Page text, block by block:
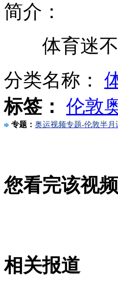
神奇壮医:看眼识病 针挑缓
警方鉴定称艳照非县委书记
简介：
体育迷不
分类名称：
标签： 伦敦
专题： 奥运视频专题-伦敦半月
您看完该视
相关报道